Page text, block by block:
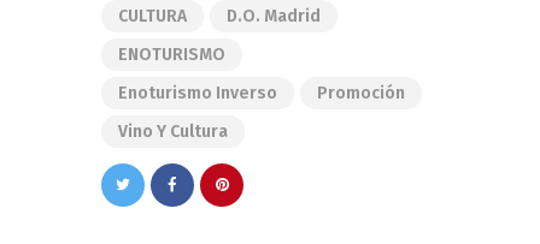
CULTURA
D.O. Madrid
ENOTURISMO
Enoturismo Inverso
Promoción
Vino Y Cultura